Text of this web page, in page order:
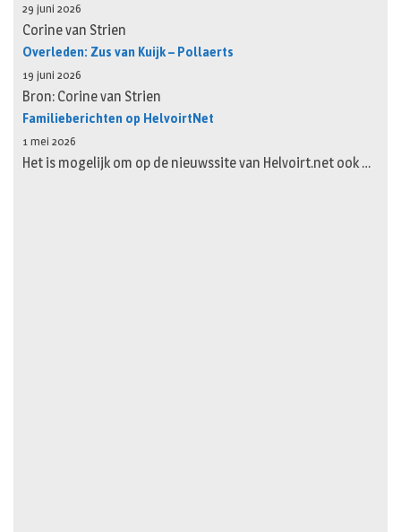
29 juni 2026
Corine van Strien
Overleden: Zus van Kuijk – Pollaerts
19 juni 2026
Bron: Corine van Strien
Familieberichten op HelvoirtNet
1 mei 2026
Het is mogelijk om op de nieuwssite van Helvoirt.net ook …